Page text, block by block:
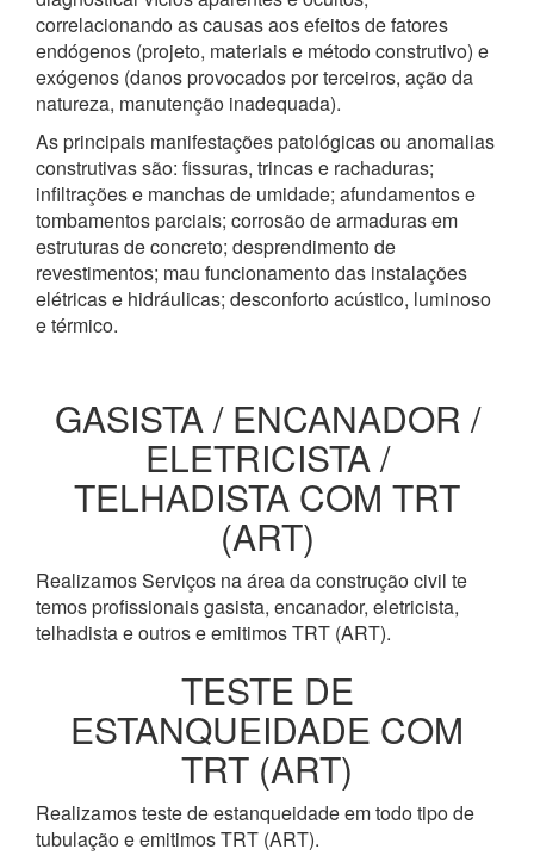
correlacionando as causas aos efeitos de fatores
endógenos (projeto, materiais e método construtivo) e
exógenos (danos provocados por terceiros, ação da
natureza, manutenção inadequada).
As principais manifestações patológicas ou anomalias
construtivas são: fissuras, trincas e rachaduras;
infiltrações e manchas de umidade; afundamentos e
tombamentos parciais; corrosão de armaduras em
estruturas de concreto; desprendimento de
revestimentos; mau funcionamento das instalações
elétricas e hidráulicas; desconforto acústico, luminoso
e térmico.
GASISTA / ENCANADOR /
ELETRICISTA /
TELHADISTA COM TRT
(ART)
Realizamos Serviços na área da construção civil te
temos profissionais gasista, encanador, eletricista,
telhadista e outros e emitimos TRT (ART).
TESTE DE
ESTANQUEIDADE COM
TRT (ART)
Realizamos teste de estanqueidade em todo tipo de
tubulação e emitimos TRT (ART).